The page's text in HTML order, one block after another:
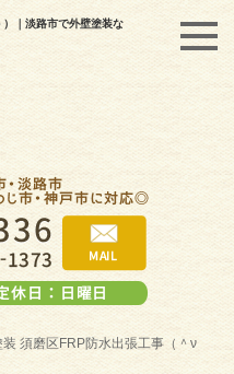
｜淡路市で外壁塗装な
須磨区FRP防水出張工事（＾ν